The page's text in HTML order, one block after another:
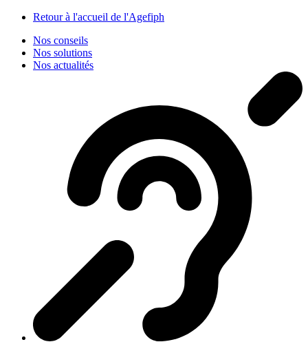
Retour à l'accueil de l'Agefiph
Nos conseils
Nos solutions
Nos actualités